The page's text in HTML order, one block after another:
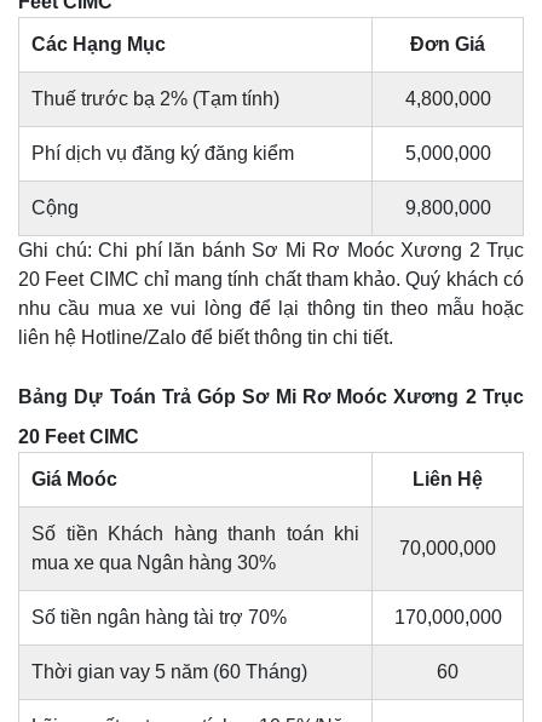
Các Hạng Mục Đơn Giá
Thuế trước bạ 2% (Tạm tính) 4,800,000
Phí dịch vụ đăng ký đăng kiểm 5,000,000
Cộng 9,800,000
Ghi chú: Chi phí lăn bánh Sơ Mi Rơ Moóc Xương 2 Trục
20 Feet CIMC chỉ mang tính chất tham khảo. Quý khách có
nhu cầu mua xe vui lòng để lại thông tin theo mẫu hoặc
liên hệ Hotline/Zalo để biết thông tin chi tiết.
Bảng Dự Toán Trả Góp Sơ Mi Rơ Moóc Xương 2 Trục
20 Feet CIMC
Giá Moóc Liên Hệ
Số tiền Khách hàng thanh toán khi
mua xe qua Ngân hàng 30%
70,000,000
Số tiền ngân hàng tài trợ 70% 170,000,000
Thời gian vay 5 năm (60 Tháng) 60